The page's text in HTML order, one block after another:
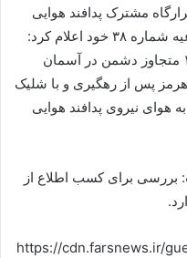
مشترک پدافند هوایی
کشور روز یکشنبه ۲ فروردین در اطلاعیه شماره ۳۸ خود اعلام کرد:
ساعاتی پیش یک فروند جنگنده اف ۱۵ متجاوز دشمن در آسمان
پس از رهگیری و با شلیک
نیروی پدافند هوایی
بررسی برای کسب اطلاع از
https://cdn.farsnews.ir/